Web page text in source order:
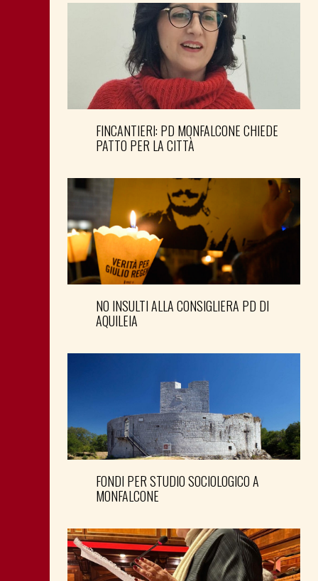
FINCANTIERI: PD MONFALCONE CHIEDE
PATTO PER LA CITTÀ
NO INSULTI ALLA CONSIGLIERA PD DI
AQUILEIA
FONDI PER STUDIO SOCIOLOGICO A
MONFALCONE